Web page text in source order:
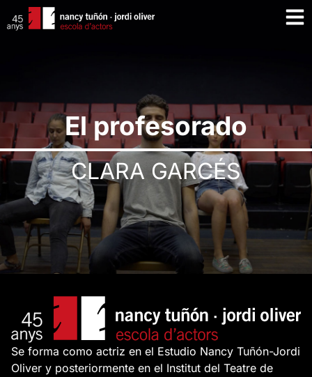
El profesorado
CLARA GARCÉS
Se forma como actriz en el Estudio Nancy Tuñón-Jordi
Oliver y posteriormente en el Institut del Teatre de